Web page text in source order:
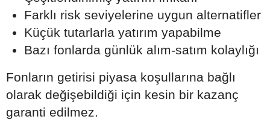
Farklı risk seviyelerine uygun alternatifler
Küçük tutarlarla yatırım yapabilme
Bazı fonlarda günlük alım-satım kolaylığı
Fonların getirisi piyasa koşullarına bağlı
olarak değişebildiği için kesin bir kazanç
garanti edilmez.